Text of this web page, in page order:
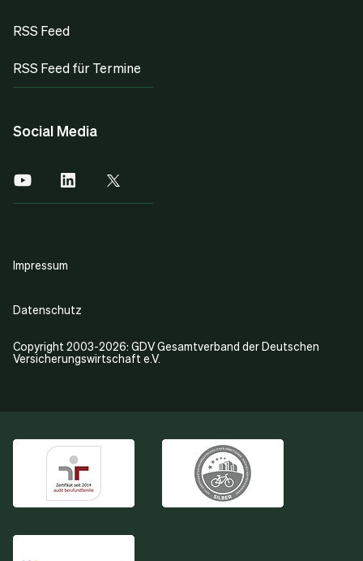
RSS Feed
RSS Feed für Termine
Social Media
Copyright 2003-2026: GDV Gesamtverband der Deutschen
Versicherungswirtschaft e.V.
Impressum
Datenschutz